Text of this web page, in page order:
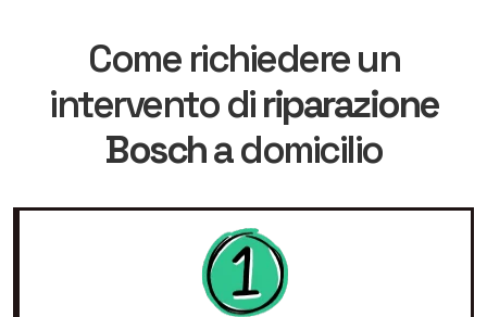
Come richiedere un
intervento diriparazione
Boscha domicilio